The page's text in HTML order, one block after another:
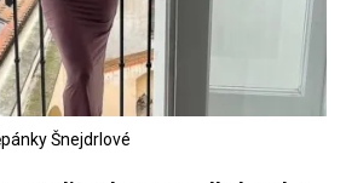
Šnejdrlové